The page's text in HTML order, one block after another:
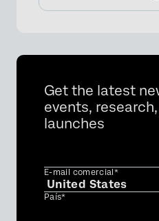
Get the latest
events,
launches
E-mail comercial*
País*